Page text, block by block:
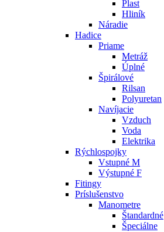
Plast
Hliník
Náradie
Hadice
Priame
Metráž
Úplné
Špirálové
Rilsan
Polyuretan
Navíjacie
Vzduch
Voda
Elektrika
Rýchlospojky
Vstupné M
Výstupné F
Fitingy
Príslušenstvo
Manometre
Štandardné
Špeciálne